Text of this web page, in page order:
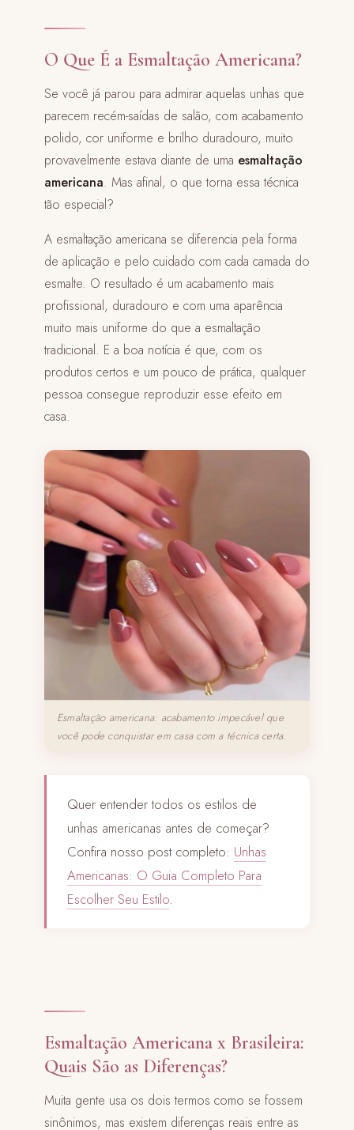
O Que É a Esmaltação Americana?
Se você já parou para admirar aquelas unhas que
parecem recém-saídas de salão, com acabamento
polido, cor uniforme e brilho duradouro, muito
provavelmente estava diante de uma esmaltação
americana. Mas afinal, o que torna essa técnica
tão especial?
A esmaltação americana se diferencia pela forma
de aplicação e pelo cuidado com cada camada do
esmalte. O resultado é um acabamento mais
profissional, duradouro e com uma aparência
muito mais uniforme do que a esmaltação
tradicional. E a boa notícia é que, com os
produtos certos e um pouco de prática, qualquer
pessoa consegue reproduzir esse efeito em
casa.
Esmaltação americana: acabamento impecável que
você pode conquistar em casa com a técnica certa.
Quer entender todos os estilos de
unhas americanas antes de começar?
Confira nosso post completo: Unhas
Americanas: O Guia Completo Para
Escolher Seu Estilo.
Esmaltação Americana x Brasileira:
Quais São as Diferenças?
Muita gente usa os dois termos como se fossem
sinônimos, mas existem diferenças reais entre as